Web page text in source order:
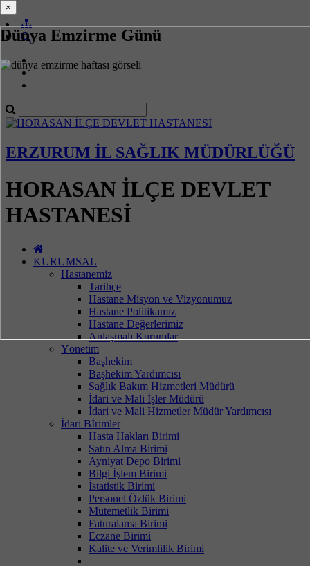
Dünya Emzirme Günü
ERZURUM İL SAĞLIK MÜDÜRLÜĞÜ
HORASAN İLÇE DEVLET
HASTANESİ
KURUMSAL
Hastanemiz
Tarihçe
Hastane Misyon ve Vizyonumuz
Hastane Politikamız
Hastane Değerlerimiz
Anlaşmalı Kurumlar
Yönetim
Başhekim
Başhekim Yardımcısı
Sağlık Bakım Hizmetleri Müdürü
İdari ve Mali İşler Müdürü
İdari ve Mali Hizmetler Müdür Yardımcısı
İdari Bİrimler
Hasta Hakları Birimi
Satın Alma Birimi
Ayniyat Depo Birimi
Bilgi İşlem Birimi
İstatistik Birimi
Personel Özlük Birimi
Mutemetlik Birimi
Faturalama Birimi
Eczane Birimi
Kalite ve Verimlilik Birimi
×